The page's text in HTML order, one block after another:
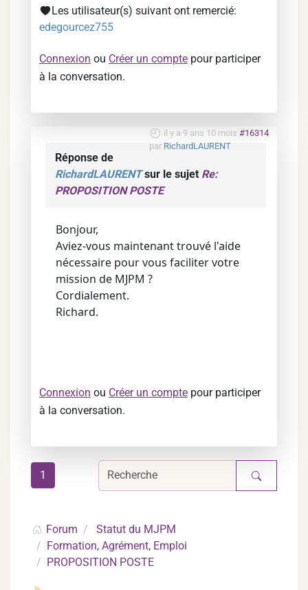
Les utilisateur(s) suivant ont remercié:
edegourcez755
Connexion ou Créer un compte pour participer
à la conversation.
il y a 9 ans 10 mois #16314
par RichardLAURENT
Réponse de
RichardLAURENTsur le sujet Re:
PROPOSITION POSTE
Bonjour,
Aviez-vous maintenant trouvé l'aide
nécessaire pour vous faciliter votre
mission de MJPM ?
Cordialement.
Richard.
Connexion ou Créer un compte pour participer
à la conversation.
1
Forum
Statut du MJPM
Formation, Agrément, Emploi
PROPOSITION POSTE